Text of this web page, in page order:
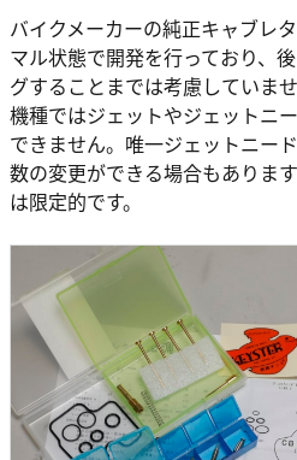
バイクメーカーの純正キャブレ
マル状態で開発を行っており、
グすることまでは考慮していま
機種ではジェットやジェットニ
できません。唯一ジェットニー
数の変更ができる場合もありま
は限定的です。